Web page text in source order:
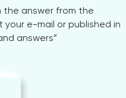
the answer from the
e-mail or published in
answers”